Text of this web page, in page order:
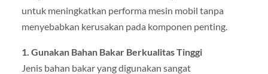
untuk meningkatkan performa mesin mobil tanpa
menyebabkan kerusakan pada komponen penting.
1. Gunakan Bahan Bakar Berkualitas Tinggi
Jenis bahan bakar yang digunakan sangat